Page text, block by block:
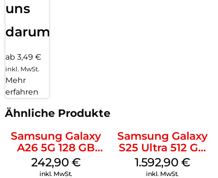
uns
darum!
ab 3,49 €
inkl. MwSt.
Mehr
erfahren
Ähnliche Produkte
Samsung Galaxy
A26 5G 128 GB
Mint
242,90 €
inkl. MwSt.
Samsung Galaxy
S25 Ultra 512 GB
Titanium
Whitesilver
1.592,90 €
inkl. MwSt.